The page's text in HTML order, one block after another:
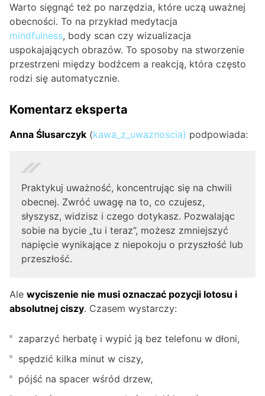
Warto sięgnąć też po narzędzia, które uczą uważnej
obecności. To na przykład medytacja
mindfulness, body scan czy wizualizacja
uspokajających obrazów. To sposoby na stworzenie
przestrzeni między bodźcem a reakcją, która często
rodzi się automatycznie.
Komentarz eksperta
Anna Ślusarczyk (kawa_z_uwaznoscia) podpowiada:
Praktykuj uważność, koncentrując się na chwili
obecnej. Zwróć uwagę na to, co czujesz,
słyszysz, widzisz i czego dotykasz. Pozwalając
sobie na bycie „tu i teraz”, możesz zmniejszyć
napięcie wynikające z niepokoju o przyszłość lub
przeszłość.
Ale wyciszenie nie musi oznaczać pozycji lotosu i
absolutnej ciszy. Czasem wystarczy:
zaparzyć herbatę i wypić ją bez telefonu w dłoni,
spędzić kilka minut w ciszy,
pójść na spacer wśród drzew,